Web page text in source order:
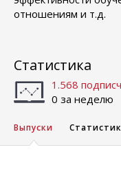
отношениям и т.д.
Статистика
1.568
0 за неделю
Выпуски